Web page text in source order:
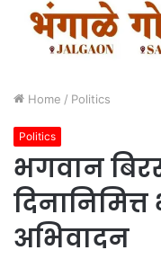
Home / Politics
Politics
भगवान
अभिवादन